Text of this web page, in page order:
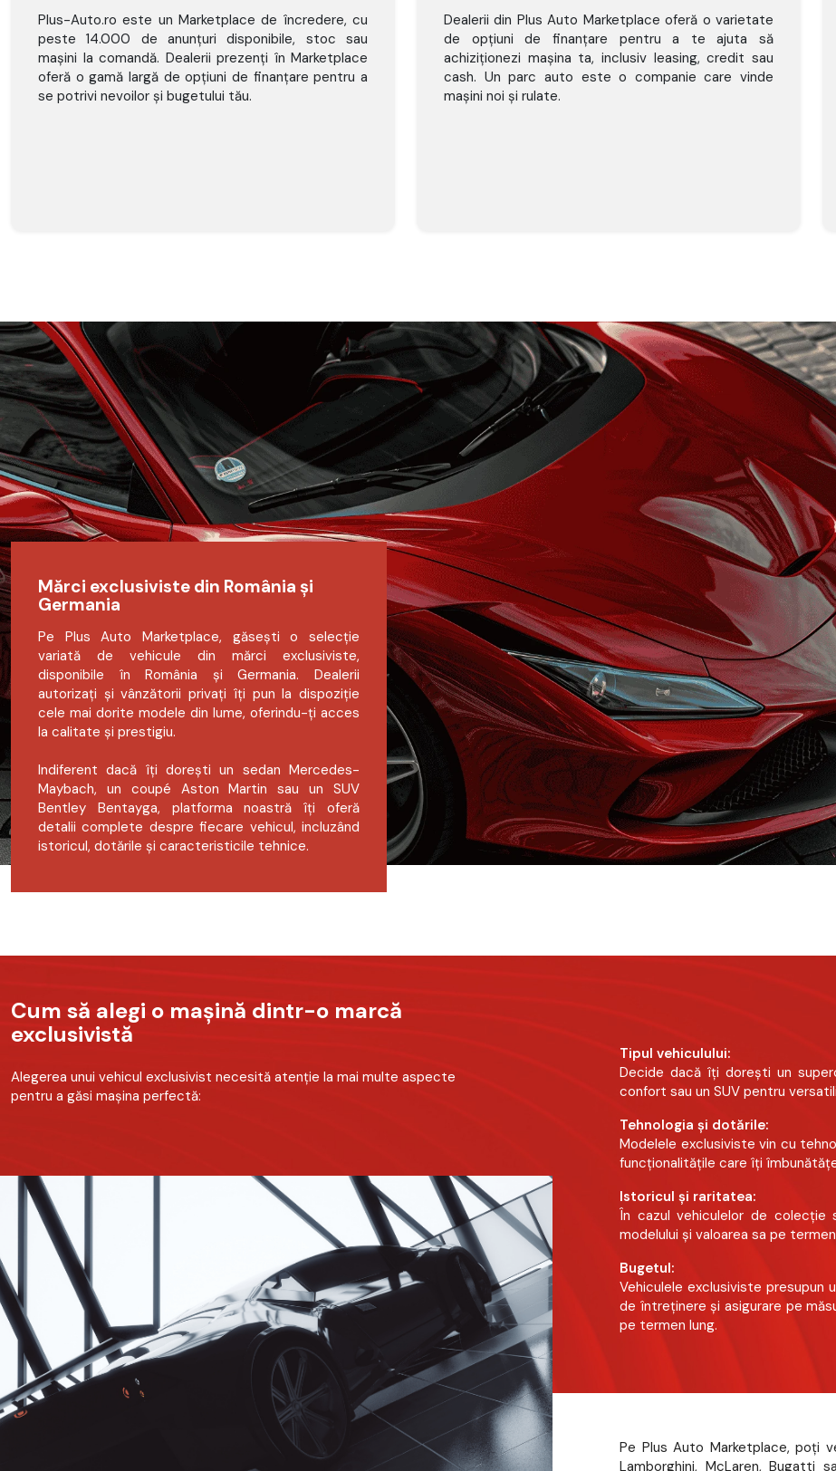
Plus-Auto.ro este un Marketplace de încredere, cu
peste 14.000 de anunțuri disponibile, stoc sau
mașini la comandă. Dealerii prezenți în Marketplace
oferă o gamă largă de opțiuni de finanțare pentru a
se potrivi nevoilor și bugetului tău.
Dealerii din Plus Auto Marketplace oferă o varietate
de opțiuni de finanțare pentru a te ajuta să
achiziționezi mașina ta, inclusiv leasing, credit sau
cash. Un parc auto este o companie care vinde
mașini noi și rulate.
Mărci exclusiviste din România și
Germania
Pe Plus Auto Marketplace, găsești o selecție
variată de vehicule din mărci exclusiviste,
disponibile în România și Germania. Dealerii
autorizați și vânzătorii privați îți pun la dispoziție
cele mai dorite modele din lume, oferindu-ți acces
la calitate și prestigiu.
Indiferent dacă îți dorești un sedan Mercedes-
Maybach, un coupé Aston Martin sau un SUV
Bentley Bentayga, platforma noastră îți oferă
detalii complete despre fiecare vehicul, incluzând
istoricul, dotările și caracteristicile tehnice.
Cum să alegi o mașină dintr-o marcă
exclusivistă
Alegerea unui vehicul exclusivist necesită atenție la mai multe aspecte
pentru a găsi mașina perfectă:
Tipul vehiculului:
Decide dacă îți dorești un
confort sau un SUV pentru
Tehnologia și dotările:
Modelele exclusiviste vin cu
funcționalitățile care îți
Istoricul și raritatea:
În cazul vehiculelor de colecție
modelului și valoarea sa pe
Bugetul:
Vehiculele exclusiviste presupun
de întreținere și asigurare pe
pe termen lung.
Pe Plus Auto Marketplace, poți
Lamborghini, McLaren, Bugatti